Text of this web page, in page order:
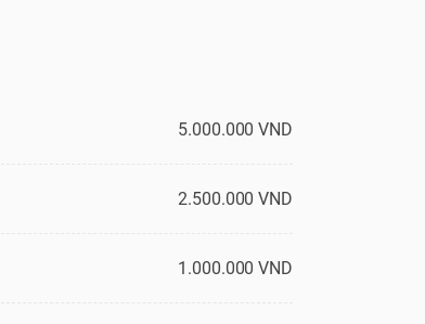
5.000.000 VND
2.500.000 VND
1.000.000 VND